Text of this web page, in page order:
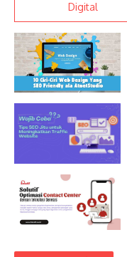
Digital